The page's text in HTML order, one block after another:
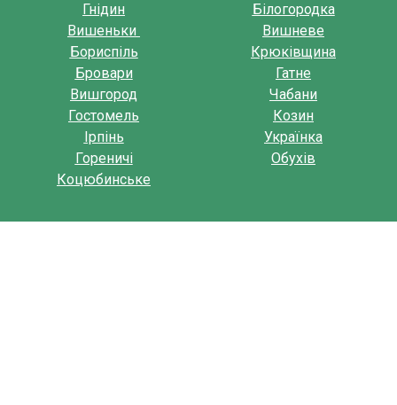
Гнідин
Вишеньки
Бориспіль
Бровари
Вишгород
Гостомель
Ірпінь
Гореничі
Коцюбинське
Білогородка
Вишневе
Крюківщина
Гатне
Чабани
Козин
Українка
Обухів